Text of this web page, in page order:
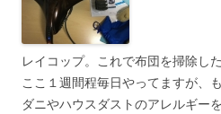
レイコップ。これで布団を掃除し
ここ１週間程毎日やってますが、
ダニやハウスダストのアレルギー